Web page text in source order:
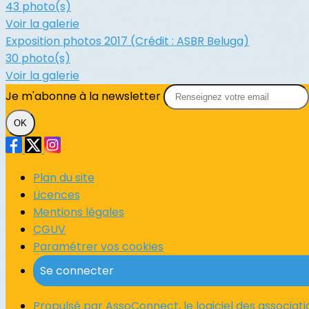
43 photo(s)
Voir la galerie
Exposition photos 2017 (Crédit : ASBR Beluga)
30 photo(s)
Voir la galerie
Je m'abonne à la newsletter
OK
Plan du site
Licences
Mentions légales
CGUV
Paramétrer vos cookies
Se connecter